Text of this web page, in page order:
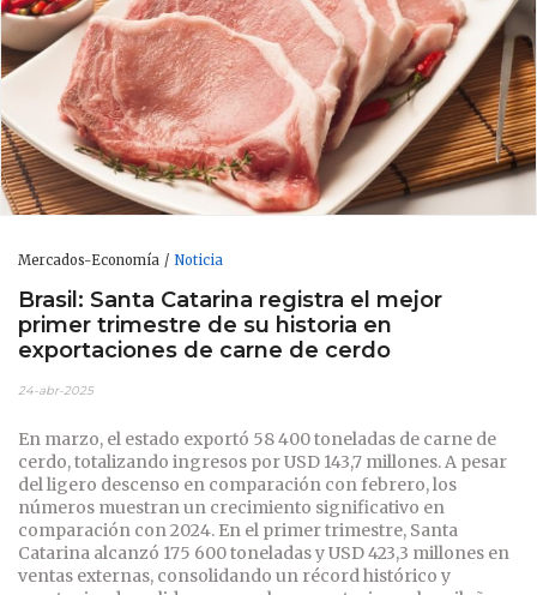
Mercados-Economía Noticia
Brasil: Santa Catarina registra el mejor
primer trimestre de su historia en
exportaciones de carne de cerdo
24-abr-2025
En marzo, el estado exportó 58 400 toneladas de carne de
cerdo, totalizando ingresos por USD 143,7 millones. A pesar
del ligero descenso en comparación con febrero, los
números muestran un crecimiento significativo en
comparación con 2024. En el primer trimestre, Santa
Catarina alcanzó 175 600 toneladas y USD 423,3 millones en
ventas externas, consolidando un récord histórico y